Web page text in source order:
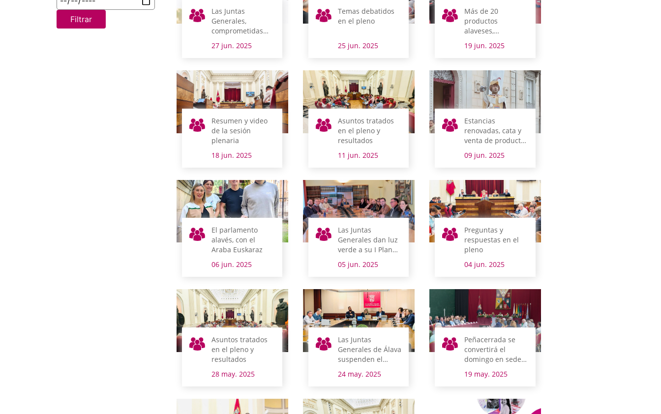
Filtrar
Las Juntas
Generales,
comprometidas
diversidad sexual
27 jun. 2025
Temas debatidos
en el pleno
25 jun. 2025
Más de 20
productos
alaveses,
los Laboratorios
Food Araba en la
jornada de Puertas
Abiertas
19 jun. 2025
Resumen y video
de la sesión
plenaria
18 jun. 2025
Asuntos tratados
en el pleno y
resultados
11 jun. 2025
Estancias
renovadas, cata y
venta de producto
kalejiras
programa de la
jornada de Puertas
Abiertas de las
Juntas Generales
09 jun. 2025
El parlamento
alavés, con el
Araba Euskaraz
06 jun. 2025
Las Juntas
Generales dan luz
verde a su I Plan
Estratégico de
Normalización del
05 jun. 2025
Preguntas y
respuestas en el
pleno
04 jun. 2025
Asuntos tratados
en el pleno y
resultados
28 may. 2025
Las Juntas
Generales de Álava
suspenden el
Esparsas en señal
alcalde de
Peñacerrada
24 may. 2025
Peñacerrada se
convertirá el
domingo en sede
alavés con el Pleno
Esparsas
19 may. 2025